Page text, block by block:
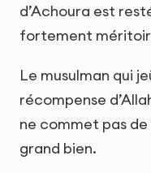
d’Achoura est
fortement
Le musulman qui
récompense
ne commet pas de
grand bien.